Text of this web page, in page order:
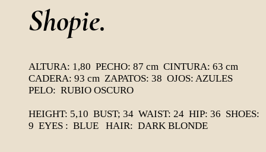
Shopie.
ALTURA: 1,80 PECHO: 87 cm CINTURA: 63 cm
CADERA: 93 cm ZAPATOS: 38 OJOS: AZULES
PELO: RUBIO OSCURO
HEIGHT: 5,10 BUST; 34 WAIST: 24 HIP: 36 SHOES:
9 EYES : BLUE HAIR: DARK BLONDE